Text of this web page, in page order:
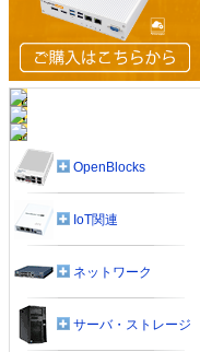
OpenBlocks
IoT関連
ネットワーク
サーバ・ストレージ